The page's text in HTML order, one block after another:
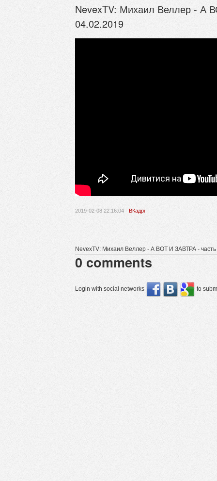
NevexTV: Михаил Веллер - А
04.02.2019
2019-02-08 22:16:04 · ВКадрі
NevexTV: Михаил Веллер - А ВОТ И ЗАВТРА -
0 comments
Login with social networks to